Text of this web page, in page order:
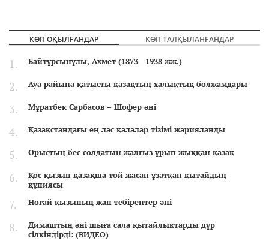
КӨП ОҚЫЛҒАНДАР КӨП ТАЛҚЫЛАНҒАНДАР
Байтұрсынұлы, Ахмет (1873—1938 жж.)
Ауа райына қатысты қазақтың халықтық болжамдары
Мұратбек Сарбасов – Шофер әні
Қазақстандағы ең лас қалалар тізімі жарияланды
Орыстың бес солдатын жалғыз ұрып жыққан қазақ
Қос қызын қазақша той жасап ұзатқан қытайдың
құпиясы
Ноғай қызының жан тебірентер әні
Димаштың әні шыға сала қытайлықтарды дүр
сілкіндірді: (ВИДЕО)